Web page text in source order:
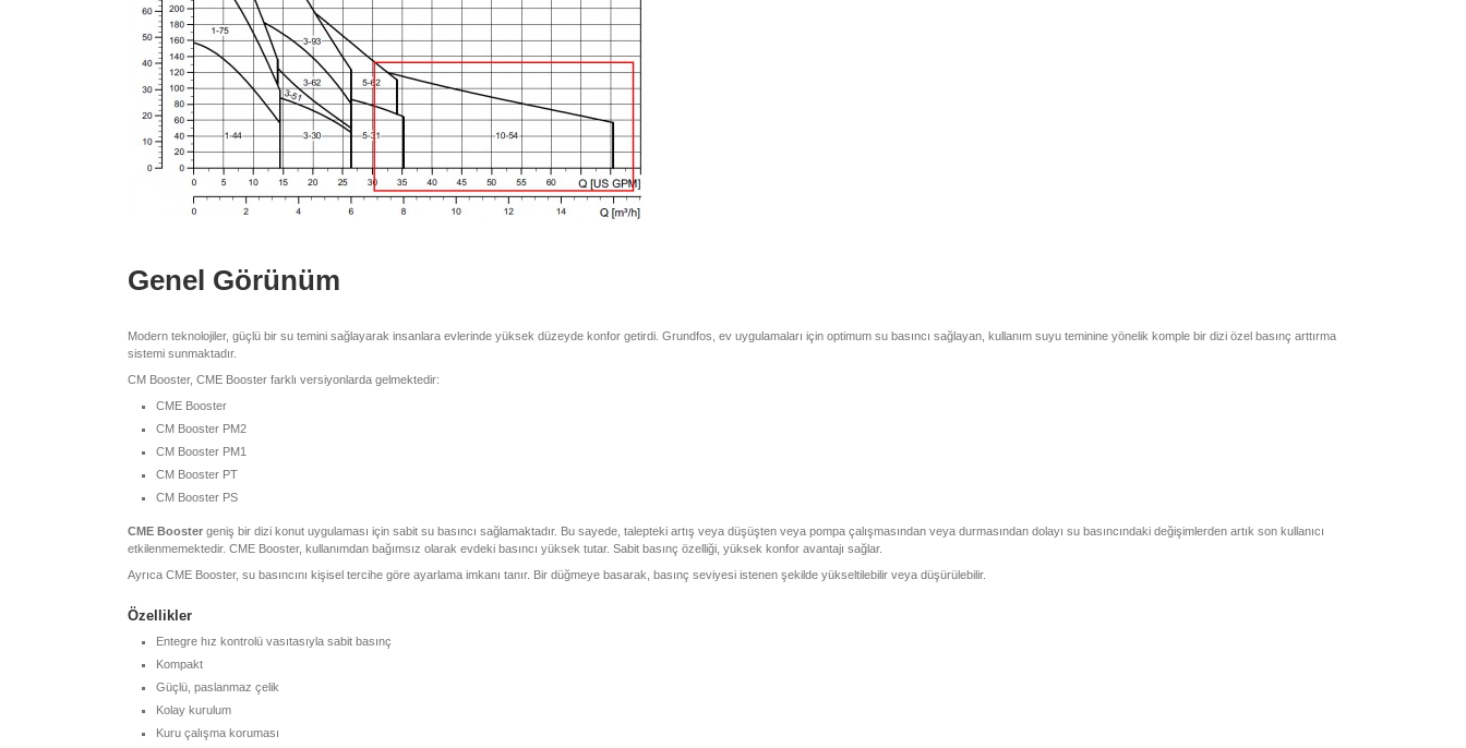
Genel Görünüm
Modern teknolojiler, güçlü bir su temini sağlayarak insanlara evlerinde yüksek düzeyde konfor getirdi. Grundfos, ev uygulamaları için optimum su basıncı sağlayan, kullanım suyu teminine yönelik komple bir dizi özel basınç arttırma
sistemi sunmaktadır.
CM Booster, CME Booster farklı versiyonlarda gelmektedir:
CME Booster
CM Booster PM2
CM Booster PM1
CM Booster PT
CM Booster PS
CME Booster geniş bir dizi konut uygulaması için sabit su basıncı sağlamaktadır. Bu sayede, talepteki artış veya düşüşten veya pompa çalışmasından veya durmasından dolayı su basıncındaki değişimlerden artık son kullanıcı
etkilenmemektedir. CME Booster, kullanımdan bağımsız olarak evdeki basıncı yüksek tutar. Sabit basınç özelliği, yüksek konfor avantajı sağlar.
Ayrıca CME Booster, su basıncını kişisel tercihe göre ayarlama imkanı tanır. Bir düğmeye basarak, basınç seviyesi istenen şekilde yükseltilebilir veya düşürülebilir.
Özellikler
Entegre hız kontrolü vasıtasıyla sabit basınç
Kompakt
Güçlü, paslanmaz çelik
Kolay kurulum
Kuru çalışma koruması